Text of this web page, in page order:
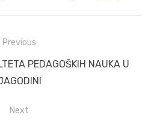
Previous
PEDAGOŠKIH NAUKA U
Next